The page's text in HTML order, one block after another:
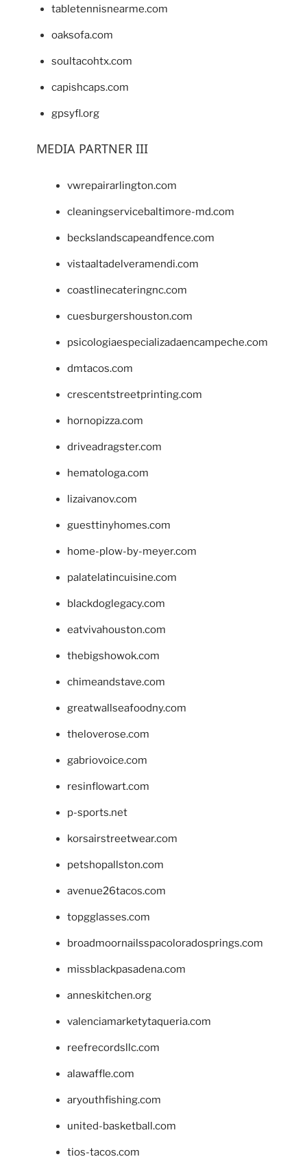
tabletennisnearme.com
oaksofa.com
soultacohtx.com
capishcaps.com
gpsyfl.org
MEDIA PARTNER III
vwrepairarlington.com
cleaningservicebaltimore-md.com
beckslandscapeandfence.com
vistaaltadelveramendi.com
coastlinecateringnc.com
cuesburgershouston.com
psicologiaespecializadaencampeche.com
dmtacos.com
crescentstreetprinting.com
hornopizza.com
driveadragster.com
hematologa.com
lizaivanov.com
guesttinyhomes.com
home-plow-by-meyer.com
palatelatincuisine.com
blackdoglegacy.com
eatvivahouston.com
thebigshowok.com
chimeandstave.com
greatwallseafoodny.com
theloverose.com
gabriovoice.com
resinflowart.com
p-sports.net
korsairstreetwear.com
petshopallston.com
avenue26tacos.com
topgglasses.com
broadmoornailsspacoloradosprings.com
missblackpasadena.com
anneskitchen.org
valenciamarketytaqueria.com
reefrecordsllc.com
alawaffle.com
aryouthfishing.com
united-basketball.com
tios-tacos.com